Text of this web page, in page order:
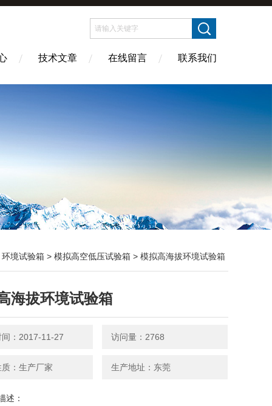
技术文章 在线留言 联系我们
环境试验箱 > 模拟高空低压试验箱 > 模拟高海拔环境试验箱
海拔环境试验箱
间：2017-11-27 访问量：2768
：生产厂家 生产地址：东莞
述：